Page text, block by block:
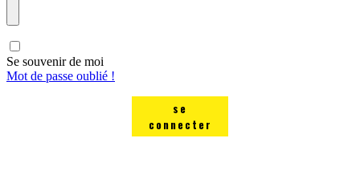
Se souvenir de moi
Mot de passe oublié !
se
connecter